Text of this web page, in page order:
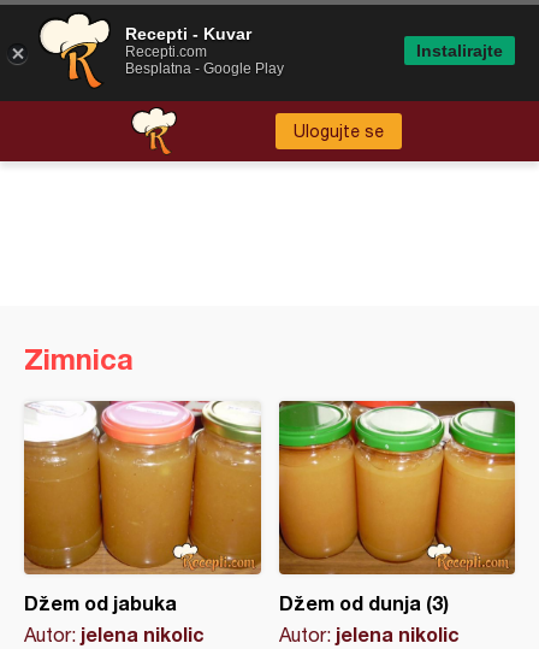
Ulogujte se
Zimnica
Džem od jabuka
Autor: jelena nikolic
Džem od dunja (3)
Autor: jelena nikolic
Recepti - Kuvar
Recepti.com
Besplatna - Google Play
Instalirajte